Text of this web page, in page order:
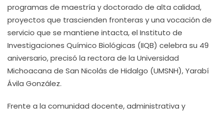
programas de maestría y doctorado de alta calidad,
proyectos que trascienden fronteras y una vocación de
servicio que se mantiene intacta, el Instituto de
Investigaciones Químico Biológicas (IIQB) celebra su 49
aniversario, precisó la rectora de la Universidad
Michoacana de San Nicolás de Hidalgo (UMSNH), Yarabí
Ávila González.
Frente a la comunidad docente, administrativa y